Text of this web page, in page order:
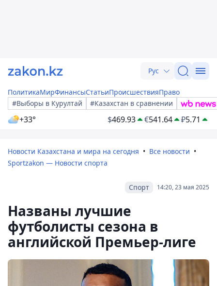
Рус
ПолитикаМирФинансыСтатьиПроисшествияПраво
#Выборы в Курултай
#Казахстан в сравнении
+33° $469.93 €541.64 ₽5.71
Новости Казахстана и мира на сегодня
Все новости
Sportzakon — Новости спорта
14:20, 23 мая 2025
Спорт
Названы лучшие
футболисты сезона в
английской Премьер-лиге